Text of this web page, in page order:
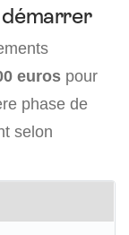
démarrer
euros pour
phase de
selon